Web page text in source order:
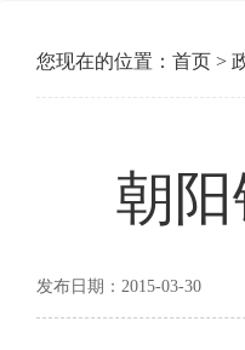
您现在的位置： 首页 >
朝
发布日期：2015-03-30